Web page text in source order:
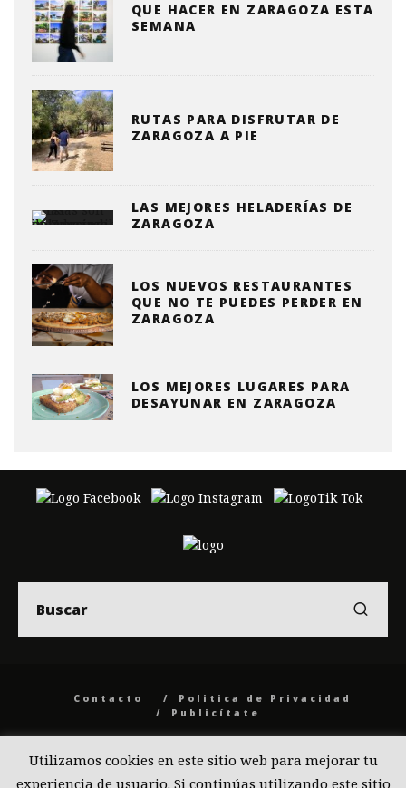
QUE HACER EN ZARAGOZA ESTA
SEMANA
RUTAS PARA DISFRUTAR DE
ZARAGOZA A PIE
LAS MEJORES HELADERÍAS DE
ZARAGOZA
LOS NUEVOS RESTAURANTES
QUE NO TE PUEDES PERDER EN
ZARAGOZA
LOS MEJORES LUGARES PARA
DESAYUNAR EN ZARAGOZA
Contacto
Politica de Privacidad
Publicítate
© 2026 Back to the Social .com
Utilizamos cookies en este sitio web para mejorar tu
experiencia de usuario. Si continúas utilizando este sitio